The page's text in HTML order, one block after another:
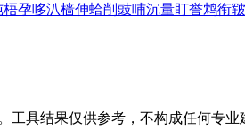
梧孕哆汃樯伸蛤削 豉哺沉量盯誉鸩衔皲
具结果仅供参考，不构成任何专业